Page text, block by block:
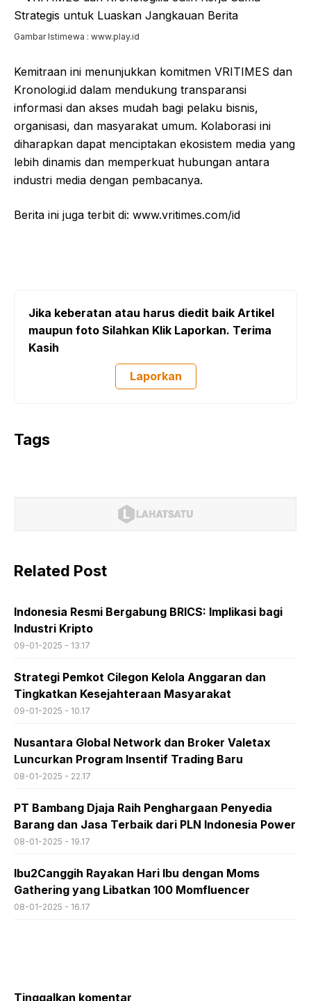
Gambar Istimewa : www.play.id
Kemitraan ini menunjukkan komitmen VRITIMES dan
Kronologi.id dalam mendukung transparansi
informasi dan akses mudah bagi pelaku bisnis,
organisasi, dan masyarakat umum. Kolaborasi ini
diharapkan dapat menciptakan ekosistem media yang
lebih dinamis dan memperkuat hubungan antara
industri media dengan pembacanya.
Berita ini juga terbit di: www.vritimes.com/id
Jika keberatan atau harus diedit baik Artikel
maupun foto Silahkan Klik Laporkan. Terima
Kasih
Laporkan
Tags
Related Post
Indonesia Resmi Bergabung BRICS: Implikasi bagi
Industri Kripto
09-01-2025 - 13.17
Strategi Pemkot Cilegon Kelola Anggaran dan
Tingkatkan Kesejahteraan Masyarakat
09-01-2025 - 10.17
Nusantara Global Network dan Broker Valetax
Luncurkan Program Insentif Trading Baru
08-01-2025 - 22.17
PT Bambang Djaja Raih Penghargaan Penyedia
Barang dan Jasa Terbaik dari PLN Indonesia Power
08-01-2025 - 19.17
Ibu2Canggih Rayakan Hari Ibu dengan Moms
Gathering yang Libatkan 100 Momfluencer
08-01-2025 - 16.17
Tinggalkan komentar